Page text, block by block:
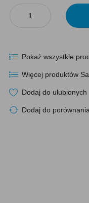
Pokaż wszystkie
Więcej produktów
Dodaj do ulubionych
Dodaj do porównania